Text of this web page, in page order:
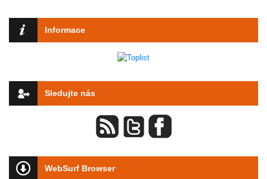
Informace
Sledujte nás
WebSurf Browser